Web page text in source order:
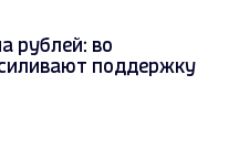
рублей: во
поддержку